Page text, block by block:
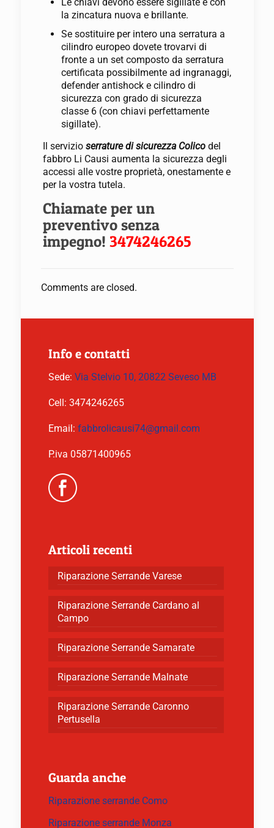
la zincatura nuova e brillante.
Se sostituire per intero una serratura a
cilindro europeo dovete trovarvi di
fronte a un set composto da serratura
certificata possibilmente ad ingranaggi,
defender antishock e cilindro di
sicurezza con grado di sicurezza
classe 6 (con chiavi perfettamente
sigillate).
Il servizio serrature di sicurezza Colicodel
fabbro Li Causi aumenta la sicurezza degli
accessi alle vostre proprietà, onestamente e
per la vostra tutela.
Chiamate per un
preventivo senza
impegno! 3474246265
Comments are closed.
Info e contatti
Sede: Via Stelvio 10, 20822 Seveso MB
Cell: 3474246265
Email: fabbrolicausi74@gmail.com
P.iva 05871400965
Articoli recenti
Riparazione Serrande Varese
Riparazione Serrande Cardano al
Campo
Riparazione Serrande Samarate
Riparazione Serrande Malnate
Riparazione Serrande Caronno
Pertusella
Guarda anche
Riparazione serrande Como
Riparazione serrande Monza